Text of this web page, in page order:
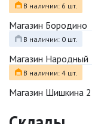
В наличии: 6 шт.
Магазин Бородино
В наличии: 0 шт.
Магазин Народный
В наличии: 4 шт.
Магазин Шишкина 2